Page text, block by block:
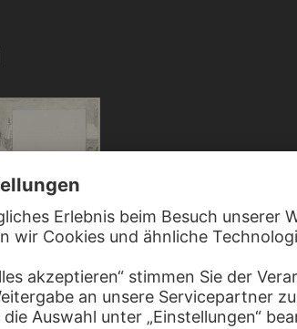
Diethers Einkehr ins Kloster